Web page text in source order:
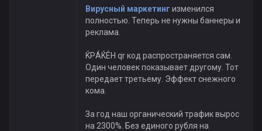
Вирусный маркетинг изменился
полностью. Теперь не нужны баннеры и
реклама.
ЌРÁЌÉH qr код распространяется сам.
Один человек показывает другому. Тот
передает третьему. Эффект снежного
кома.
За год наш органический трафик вырос
на 2300%. Без единого рубля на